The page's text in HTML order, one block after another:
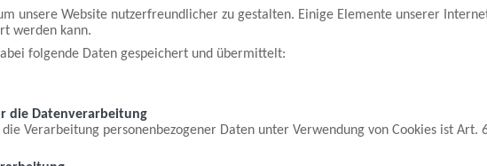
unsere Website nutzerfreundlicher zu gestalten. Einige Elemente unserer
werden kann.
folgende Daten gespeichert und übermittelt:
die Datenverarbeitung
Verarbeitung personenbezogener Daten unter Verwendung von Cookies ist Art.